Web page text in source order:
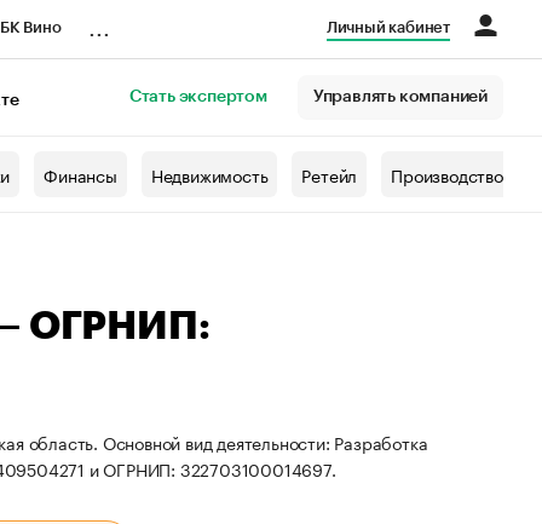
Вино Личный кабинет
Стать экспертом Управлять компанией
Финансы Недвижимость Ретейл Производство
— ОГРНИП:
область. Основной вид деятельности: Разработка
и ОГРНИП: 322703100014697.